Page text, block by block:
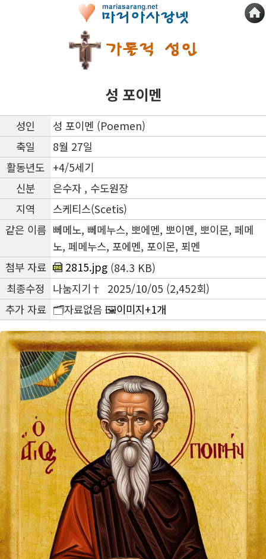
성 포이멘
성인
성 포이멘 (Poemen)
축일
8월 27일
활동년도 +4/5세기
신분
은수자 , 수도원장
지역
스케티스(Scetis)
같은 이름 뻬메노, 뻬메누스, 뽀에멘, 뽀이멘, 뽀이몬, 페메
노, 페메누스, 포에멘, 포이몬, 푀멘
첨부 자료
2815.jpg (84.3 KB)
최종수정
나눔지기† 2025/10/05 (2,452회)
추가 자료 🗂️자료없음 🖼️이미지+1개